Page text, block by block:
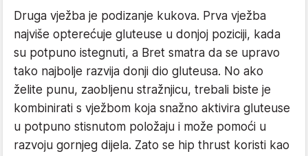
Druga vježba je podizanje kukova. Prva vježba
najviše opterećuje gluteuse u donjoj poziciji, kada
su potpuno istegnuti, a Bret smatra da se upravo
tako najbolje razvija donji dio gluteusa. No ako
želite punu, zaobljenu stražnjicu, trebali biste je
kombinirati s vježbom koja snažno aktivira gluteuse
u potpuno stisnutom položaju i može pomoći u
razvoju gornjeg dijela. Zato se hip thrust koristi kao